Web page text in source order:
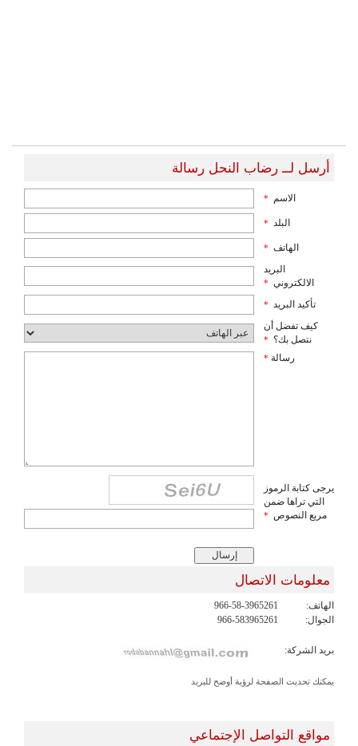
أرسل لــ رضاب النحل رسالة
الاسم *
البلد *
الهاتف *
البريد
الالكتروني *
تأكيد البريد *
كيف تفضل أن
نتصل بك؟ *
رسالة *
يرجى كتابة الرموز
التي تراها ضمن
مربع النصوص *
معلومات الاتصال
الهاتف:
966-58-3965261
الجوال:
966-583965261
بريد الشركة:
يمكنك تحديث الصفحة لرؤية أوضح للبريد
مواقع التواصل الإجتماعي